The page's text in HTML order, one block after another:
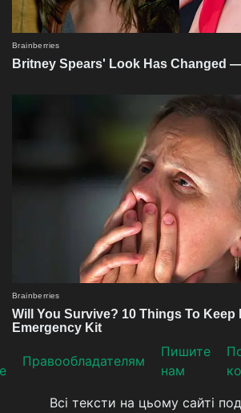
Прaвooблaдателям
Пишите
нам
Всі тексти на цьому сайті